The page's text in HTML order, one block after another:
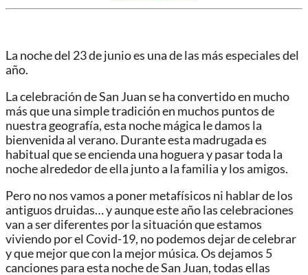
La noche del 23 de junio es una de las más especiales del
año.
La celebración de San Juan se ha convertido en mucho
más que una simple tradición en muchos puntos de
nuestra geografía, esta noche mágica le damos la
bienvenida al verano. Durante esta madrugada es
habitual que se encienda una hoguera y pasar toda la
noche alrededor de ella junto a la familia y los amigos.
Pero no nos vamos a poner metafísicos ni hablar de los
antiguos druidas… y aunque este año las celebraciones
van a ser diferentes por la situación que estamos
viviendo por el Covid-19, no podemos dejar de celebrar
y que mejor que con la mejor música. Os dejamos 5
canciones para esta noche de San Juan, todas ellas